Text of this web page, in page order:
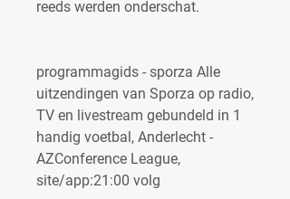
reeds werden onderschat.
programmagids - sporza Alle
uitzendingen van Sporza op radio,
TV en livestream gebundeld in 1
handig voetbal, Anderlecht -
AZConference League,
site/app:21:00 volg